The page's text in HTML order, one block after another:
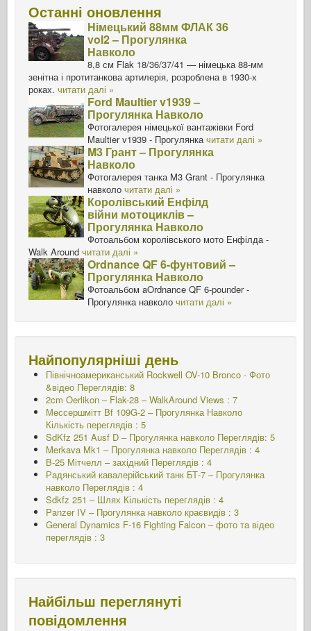
Останні оновлення
Німецький 88мм ФЛАК 36
vol2 – Прогулянка
Навколо
8,8 см Flak 18/36/37/41 — німецька 88-мм
зенітна і протитанкова артилерія, розроблена в 1930-х
роках. читати далі »
Ford Maultier v1939 –
Прогулянка Навколо
Фотогалерея німецької вантажівки Ford
Maultier v1939 - Прогулянкачитати далі »
M3 Грант – Прогулянка
Навколо
Фотогалерея танка M3 Grant - Прогулянка
навколо читати далі »
Королівський Енфілд
війни мотоциклів –
Прогулянка Навколо
Фотоальбом королівського мото Енфілда -
Walk Around читати далі »
Ordnance QF 6-фунтовий –
Прогулянка Навколо
Фотоальбом aOrdnance QF 6-pounder -
Прогулянка навколо читати далі »
Найпопулярніші день
Північноамериканський Rockwell OV-10 Bronco - Фото
&відео Переглядів: 8
2cm Oerlikon – Flak-28 – WalkAround Views : 7
Мессершмітт Bf 109G-2 – Прогулянка Навколо
Кількість переглядів : 5
SdKfz 251 Ausf D – Прогулянка навколо Переглядів: 5
Merkava Mk1 – Прогулянка навколо Переглядів : 4
B-25 Мітчелл – західний Переглядів : 4
Радянський кавалерійський танк БТ-7 – Прогулянка
навколо Переглядів : 4
Sdkfz 251 – Шлях Кількість переглядів : 4
Panzer IV – Прогулянка навколо краєвидів : 3
General Dynamics F-16 Fighting Falcon – фото та відео
переглядів : 3
Найбільш переглянуті
повідомлення